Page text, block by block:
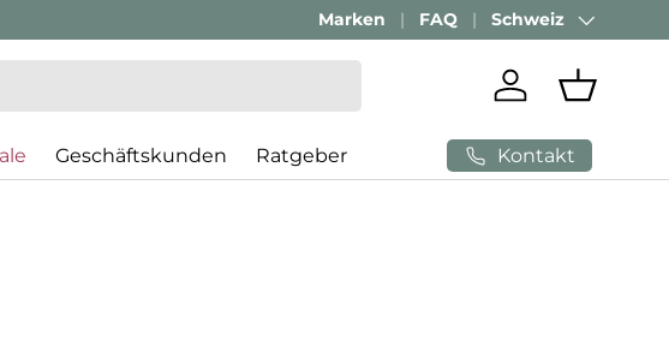
Marken FAQ Land/Region
Schweiz
Einloggen
Geschäftskunden Ratgeber Kontakt